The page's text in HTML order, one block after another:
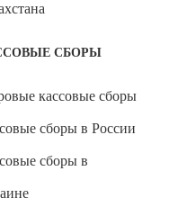
СБОРЫ
кассовые сборы
сборы в России
сборы в